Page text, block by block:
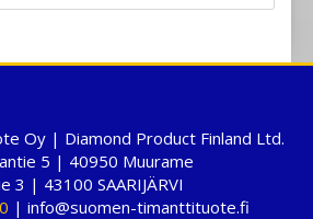
Oy | Diamond Product Finland Ltd.
5 | 40950 Muurame
3 | 43100 SAARIJÄRVI
| info@suomen-timanttituote.fi